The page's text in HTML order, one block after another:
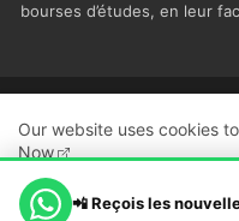
bourses d’études, en leur
Politique de
Our website uses cookies
Now
Ok, Go it!
📲 Reçois les